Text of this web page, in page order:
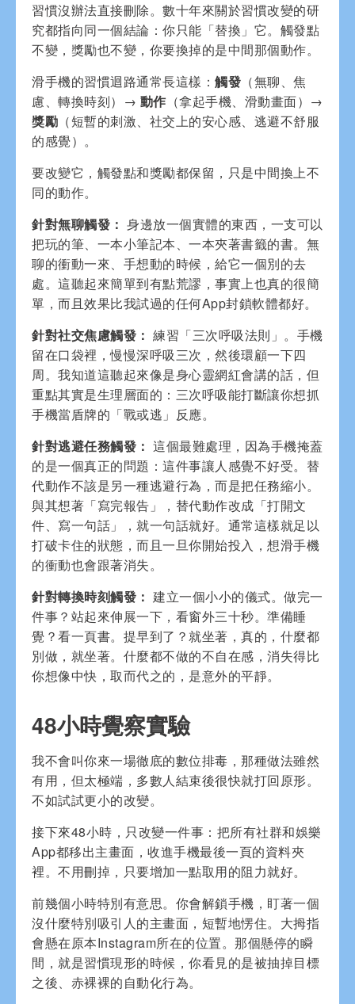
習慣沒辦法直接刪除。數十年來關於習慣改變的研
究都指向同一個結論：你只能「替換」它。觸發點
不變，獎勵也不變，你要換掉的是中間那個動作。
滑手機的習慣迴路通常長這樣： 觸發 （無聊、焦
慮、轉換時刻）→ 動作 （拿起手機、滑動畫面）→
獎勵 （短暫的刺激、社交上的安心感、逃避不舒服
的感覺）。
要改變它，觸發點和獎勵都保留，只是中間換上不
同的動作。
針對無聊觸發： 身邊放一個實體的東西，一支可以
把玩的筆、一本小筆記本、一本夾著書籤的書。無
聊的衝動一來、手想動的時候，給它一個別的去
處。這聽起來簡單到有點荒謬，事實上也真的很簡
單，而且效果比我試過的任何App封鎖軟體都好。
針對社交焦慮觸發： 練習「三次呼吸法則」。手機
留在口袋裡，慢慢深呼吸三次，然後環顧一下四
周。我知道這聽起來像是身心靈網紅會講的話，但
重點其實是生理層面的：三次呼吸能打斷讓你想抓
手機當盾牌的「戰或逃」反應。
針對逃避任務觸發： 這個最難處理，因為手機掩蓋
的是一個真正的問題：這件事讓人感覺不好受。替
代動作不該是另一種逃避行為，而是把任務縮小。
與其想著「寫完報告」，替代動作改成「打開文
件、寫一句話」，就一句話就好。通常這樣就足以
打破卡住的狀態，而且一旦你開始投入，想滑手機
的衝動也會跟著消失。
針對轉換時刻觸發： 建立一個小小的儀式。做完一
件事？站起來伸展一下，看窗外三十秒。準備睡
覺？看一頁書。提早到了？就坐著，真的，什麼都
別做，就坐著。什麼都不做的不自在感，消失得比
你想像中快，取而代之的，是意外的平靜。
48小時覺察實驗
我不會叫你來一場徹底的數位排毒，那種做法雖然
有用，但太極端，多數人結束後很快就打回原形。
不如試試更小的改變。
接下來48小時，只改變一件事：把所有社群和娛樂
App都移出主畫面，收進手機最後一頁的資料夾
裡。不用刪掉，只要增加一點取用的阻力就好。
前幾個小時特別有意思。你會解鎖手機，盯著一個
沒什麼特別吸引人的主畫面，短暫地愣住。大拇指
會懸在原本Instagram所在的位置。那個懸停的瞬
間，就是習慣現形的時候，你看見的是被抽掉目標
之後、赤裸裸的自動化行為。